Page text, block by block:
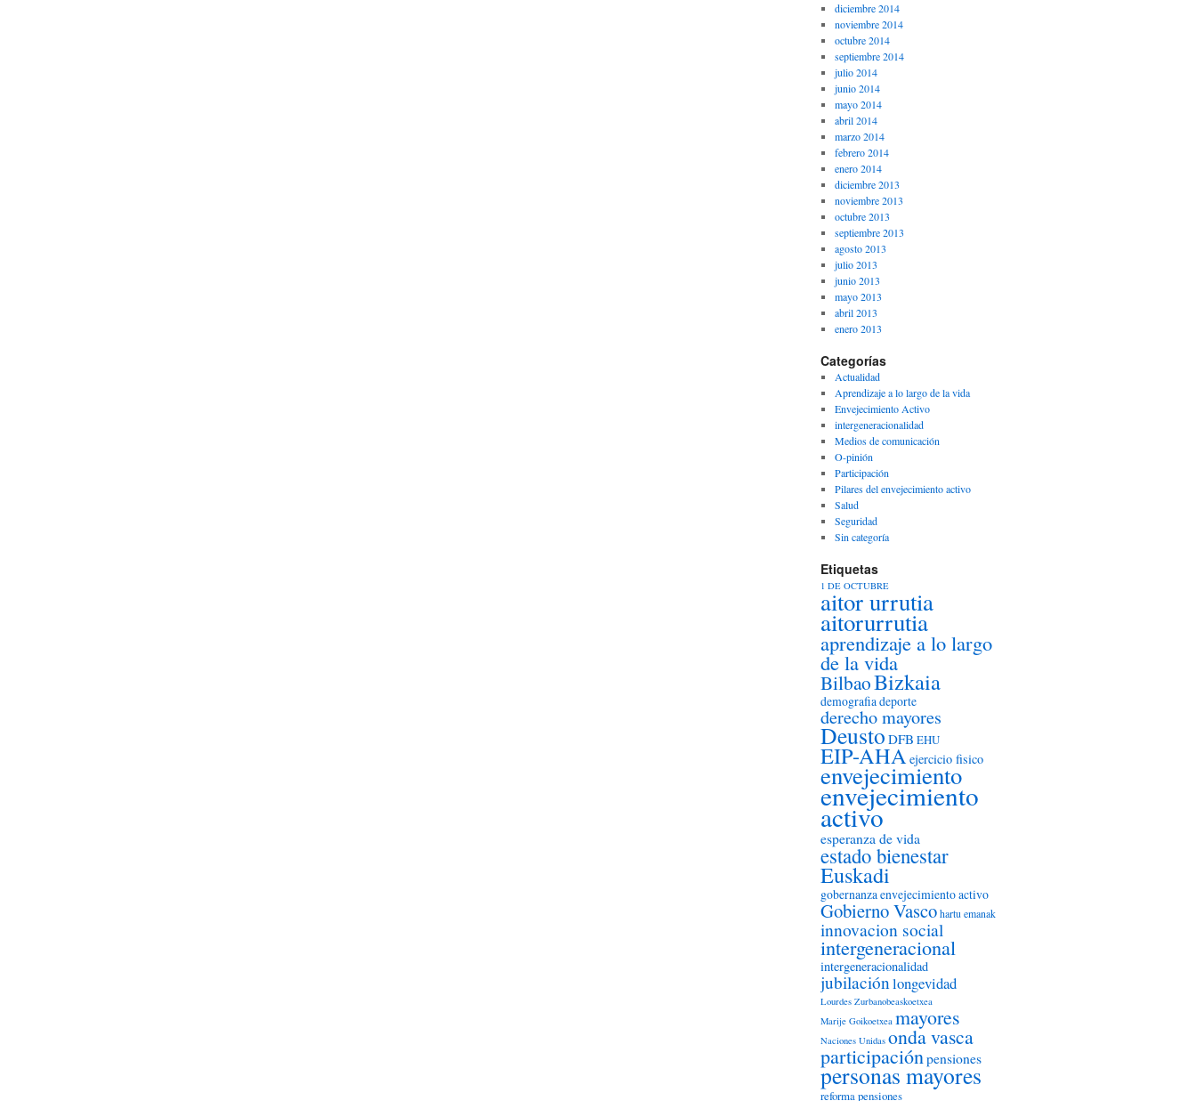
diciembre 2014
noviembre 2014
octubre 2014
septiembre 2014
julio 2014
junio 2014
mayo 2014
abril 2014
marzo 2014
febrero 2014
enero 2014
diciembre 2013
noviembre 2013
octubre 2013
septiembre 2013
agosto 2013
julio 2013
junio 2013
mayo 2013
abril 2013
enero 2013
Categorías
Actualidad
Aprendizaje a lo largo de la vida
Envejecimiento Activo
intergeneracionalidad
Medios de comunicación
O-pinión
Participación
Pilares del envejecimiento activo
Salud
Seguridad
Sin categoría
Etiquetas
1 DE OCTUBRE
aitor urrutia
aitorurrutia
aprendizaje a lo largo
de la vida
BilbaoBizkaia
demografiadeporte
derecho mayores
Deusto DFB EHU
EIP-AHAejercicio fisico
envejecimiento
envejecimiento
activo
esperanza de vida
estado bienestar
Euskadi
gobernanza envejecimiento activo
Gobierno Vascohartu emanak
innovacion social
intergeneracional
intergeneracionalidad
jubilaciónlongevidad
Lourdes Zurbanobeaskoetxea
Marije Goikoetxea mayores
Naciones Unidas onda vasca
participaciónpensiones
personas mayores
reforma pensiones